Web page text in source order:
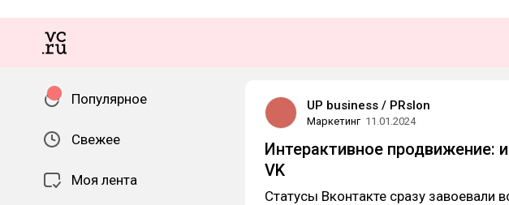
Популярное
Свежее
Моя лента
UP business / PRslon
Маркетинг 11.01.2024
Интерактивное продвижение:
VK
Статусы Вконтакте сразу